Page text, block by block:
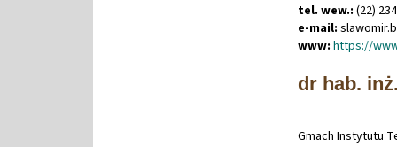
tel. wew.: (22)
e-mail: slawomir.
www: https://
dr hab.
Gmach Instytutu